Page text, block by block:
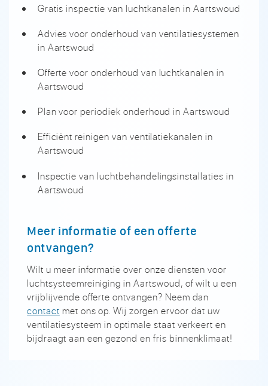
Gratis inspectie van luchtkanalen in Aartswoud
Advies voor onderhoud van ventilatiesystemen
in Aartswoud
Offerte voor onderhoud van luchtkanalen in
Aartswoud
Plan voor periodiek onderhoud in Aartswoud
Efficiënt reinigen van ventilatiekanalen in
Aartswoud
Inspectie van luchtbehandelingsinstallaties in
Aartswoud
Meer informatie of een offerte
ontvangen?
Wilt u meer informatie over onze diensten voor
luchtsysteemreiniging in Aartswoud, of wilt u een
vrijblijvende offerte ontvangen? Neem dan
contact met ons op. Wij zorgen ervoor dat uw
ventilatiesysteem in optimale staat verkeert en
bijdraagt aan een gezond en fris binnenklimaat!